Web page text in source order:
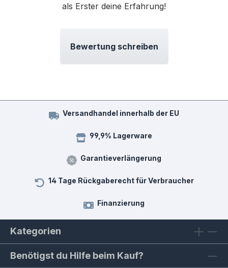
als Erster deine Erfahrung!
Bewertung schreiben
Versandhandel innerhalb der EU
99,9% Lagerware
Garantieverlängerung
14 Tage Rückgaberecht für Verbraucher
Finanzierung
Kategorien
Benötigst du Hilfe beim Kauf?